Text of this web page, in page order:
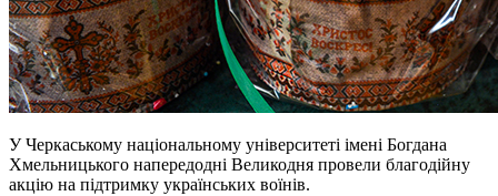
У Черкаському національному університеті імені Богдана
Хмельницького напередодні Великодня провели благодійну
акцію на підтримку українських воїнів.